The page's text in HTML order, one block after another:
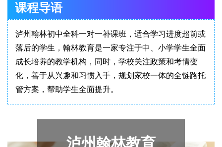
课程导语
泸州翰林初中全科一对一补课班，适合学习进度超前或
落后的学生​，翰林教育是一家专注于中、小学学生全面
成长培养的教学机构，同时，学校关注政策和考情变
化，善于从兴趣和习惯入手，规划家校一体的全链路托
管方案，帮助学生全面提升。
泸州翰林教育